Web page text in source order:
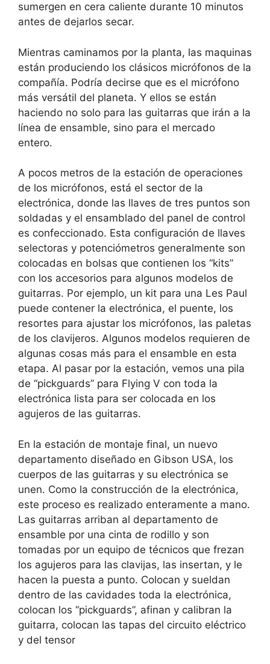
sumergen en cera caliente durante 10 minutos
antes de dejarlos secar.
Mientras caminamos por la planta, las maquinas
están produciendo los clásicos micrófonos de la
compañía. Podría decirse que es el micrófono
más versátil del planeta. Y ellos se están
haciendo no solo para las guitarras que irán a la
línea de ensamble, sino para el mercado
entero.
A pocos metros de la estación de operaciones
de los micrófonos, está el sector de la
electrónica, donde las llaves de tres puntos son
soldadas y el ensamblado del panel de control
es confeccionado. Esta configuración de llaves
selectoras y potenciómetros generalmente son
colocadas en bolsas que contienen los “kits”
con los accesorios para algunos modelos de
guitarras. Por ejemplo, un kit para una Les Paul
puede contener la electrónica, el puente, los
resortes para ajustar los micrófonos, las paletas
de los clavijeros. Algunos modelos requieren de
algunas cosas más para el ensamble en esta
etapa. Al pasar por la estación, vemos una pila
de “pickguards” para Flying V con toda la
electrónica lista para ser colocada en los
agujeros de las guitarras.
En la estación de montaje final, un nuevo
departamento diseñado en Gibson USA, los
cuerpos de las guitarras y su electrónica se
unen. Como la construcción de la electrónica,
este proceso es realizado enteramente a mano.
Las guitarras arriban al departamento de
ensamble por una cinta de rodillo y son
tomadas por un equipo de técnicos que frezan
los agujeros para las clavijas, las insertan, y le
hacen la puesta a punto. Colocan y sueldan
dentro de las cavidades toda la electrónica,
colocan los “pickguards”, afinan y calibran la
guitarra, colocan las tapas del circuito eléctrico
y del tensor